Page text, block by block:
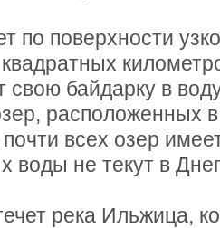
по поверхности
квадратных
свою байдарку в
расположенных в
всех озер
воды не текут в
река Ильжица,